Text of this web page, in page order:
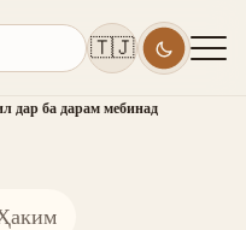
🇹🇯
дар ба дарам мебинад